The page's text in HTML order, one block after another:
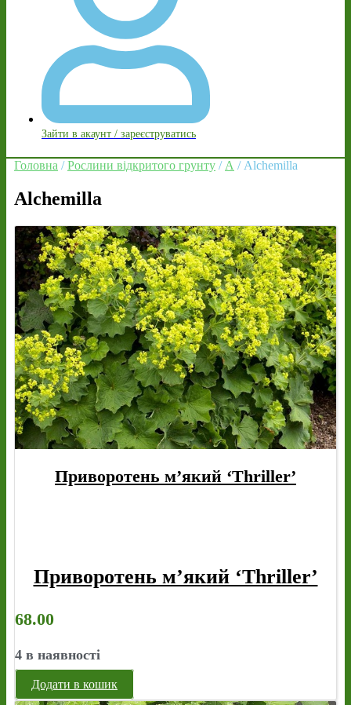
Зайти в акаунт / зареєструватись
Головна /Рослини відкритого грунту /A / Alchemilla
Alchemilla
Приворотень м’який ‘Thriller’
Приворотень м’який ‘Thriller’
68.00
4 в наявності
Додати в кошик